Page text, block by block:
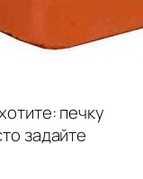
печку
задайте